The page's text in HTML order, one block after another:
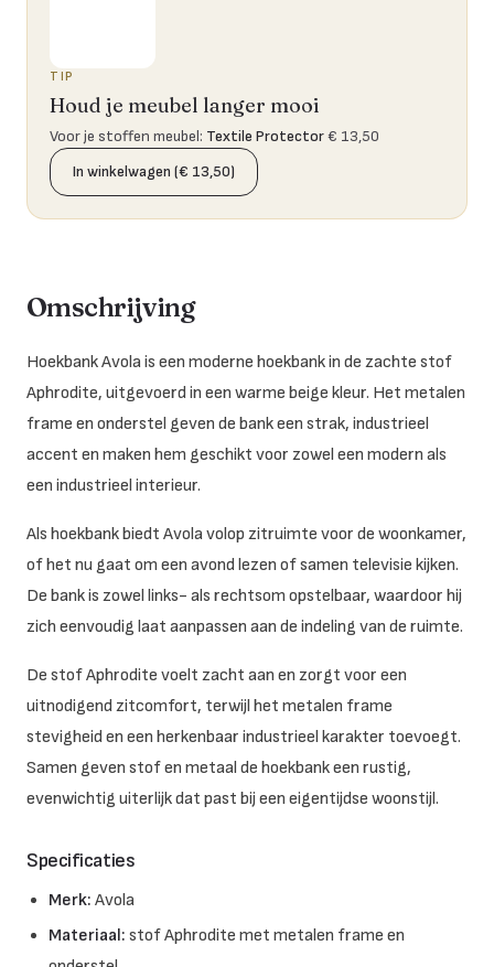
TIP
Houd je meubel langer mooi
Voor je stoffen meubel: Textile Protector€ 13,50
In winkelwagen (€ 13,50)
Omschrijving
Hoekbank Avola is een moderne hoekbank in de zachte stof
Aphrodite, uitgevoerd in een warme beige kleur. Het metalen
frame en onderstel geven de bank een strak, industrieel
accent en maken hem geschikt voor zowel een modern als
een industrieel interieur.
Als hoekbank biedt Avola volop zitruimte voor de woonkamer,
of het nu gaat om een avond lezen of samen televisie kijken.
De bank is zowel links- als rechtsom opstelbaar, waardoor hij
zich eenvoudig laat aanpassen aan de indeling van de ruimte.
De stof Aphrodite voelt zacht aan en zorgt voor een
uitnodigend zitcomfort, terwijl het metalen frame
stevigheid en een herkenbaar industrieel karakter toevoegt.
Samen geven stof en metaal de hoekbank een rustig,
evenwichtig uiterlijk dat past bij een eigentijdse woonstijl.
Specificaties
Merk: Avola
Materiaal: stof Aphrodite met metalen frame en